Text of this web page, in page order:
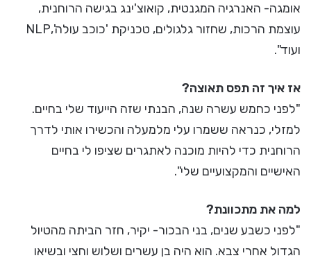
אומגה- האנרגיה המגנטית, קואוצ'ינג בגישה הרוחנית,
ועוד".
אז איך זה תפס תאוצה?
"לפני כחמש עשרה שנה, הבנתי שזה הייעוד שלי בחיים.
למזלי, כנראה ששמרו עלי מלמעלה והכשירו אותי לדרך
הרוחנית כדי להיות מוכנה לאתגרים שציפו לי בחיים
האישיים והמקצועיים שלי".
למה את מתכוונת?
"לפני כשבע שנים, בני הבכור- יקיר, חזר הביתה מהטיול
הגדול אחרי צבא. הוא היה בן עשרים ושלוש וחצי ובשיאו